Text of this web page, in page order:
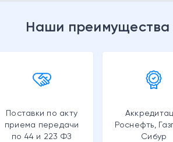
Наши преимущества
Поставки по акту
приема передачи
по 44 и 223 ФЗ
Роснефть,
Сибур